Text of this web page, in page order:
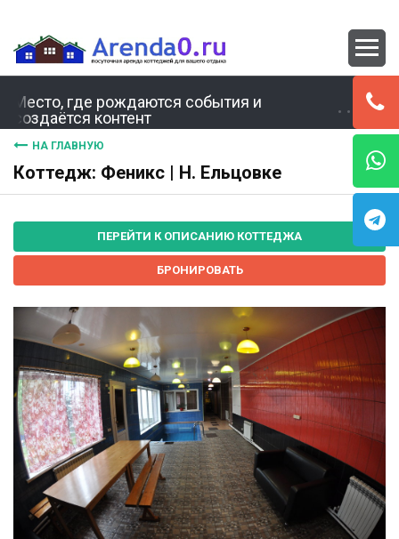
Место, где рождаются события и
создаётся контент
НА ГЛАВНУЮ
Коттедж: Феникс | Н. Ельцовке
ПЕРЕЙТИ К ОПИСАНИЮ КОТТЕДЖА
БРОНИРОВАТЬ